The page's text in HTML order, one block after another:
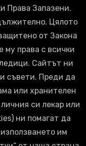
Права Запазени.
Цялото
от Закона
му права с всички
Сайтът ни
съвети. Преди да
или хранителен
си лекар или
ни помагат да
им